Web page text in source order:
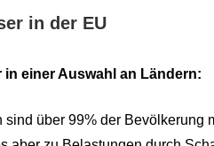
in der EU
in einer Auswahl an Ländern:
sind über 99% der Bevölkerung